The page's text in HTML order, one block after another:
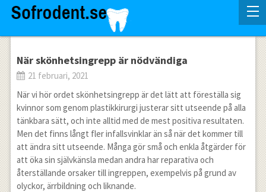
När skönhetsingrepp är nödvändiga
21 februari, 2021
När vi hör ordet skönhetsingrepp är det lätt att föreställa sig
kvinnor som genom plastikkirurgi justerar sitt utseende på alla
tänkbara sätt, och inte alltid med de mest positiva resultaten.
Men det finns långt fler infallsvinklar än så när det kommer till
att ändra sitt utseende. Många gör små och enkla åtgärder för
att öka sin självkänsla medan andra har reparativa och
återställande orsaker till ingreppen, exempelvis på grund av
olyckor, ärrbildning och liknande.